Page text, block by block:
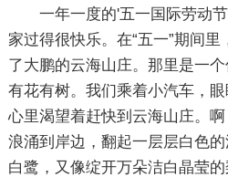
一年一度的'五一国际劳动
家过得很快乐。在“五一”期间
了大鹏的云海山庄。那里是一
有花有树。我们乘着小汽车，
心里渴望着赶快到云海山庄。
浪涌到岸边，翻起一层层白色
白鹭，又像绽开万朵洁白晶莹